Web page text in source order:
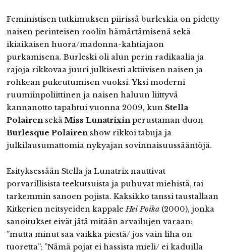
Feministisen tutkimuksen piirissä burleskia on pidetty
naisen perinteisen roolin hämärtämisenä sekä
ikiaikaisen huora/madonna-kahtiajaon
purkamisena. Burleski oli alun perin radikaalia ja
rajoja rikkovaa juuri julkisesti aktiivisen naisen ja
rohkean pukeutumisen vuoksi. Yksi moderni
ruumiinpoliittinen ja naisen haluun liittyvä
kannanotto tapahtui vuonna 2009, kun Stella
Polairensekä Miss Lunatrixinperustaman duon
Burlesque Polairenshow rikkoi tabuja ja
julkilausumattomia nykyajan sovinnaisuussääntöjä.
Esityksessään Stella ja Lunatrix nauttivat
porvarillisista teekutsuista ja puhuvat miehistä, tai
tarkemmin sanoen pojista. Kaksikko tanssi taustallaan
Kitkerien neitsyeiden kappaleHei Poika(2000), jonka
sanoitukset eivät jätä mitään arvailujen varaan:
”mutta minut saa vaikka piestä/ jos vain liha on
tuoretta”; ”Nämä pojat ei hassista mieli/ ei kaduilla